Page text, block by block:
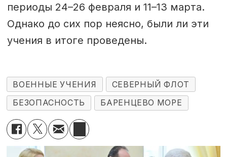
периоды 24–26 февраля и 11–13 марта.
Однако до сих пор неясно, были ли эти
учения в итоге проведены.
ВОЕННЫЕ УЧЕНИЯ
СЕВЕРНЫЙ ФЛОТ
БЕЗОПАСНОСТЬ
БАРЕНЦЕВО МОРЕ